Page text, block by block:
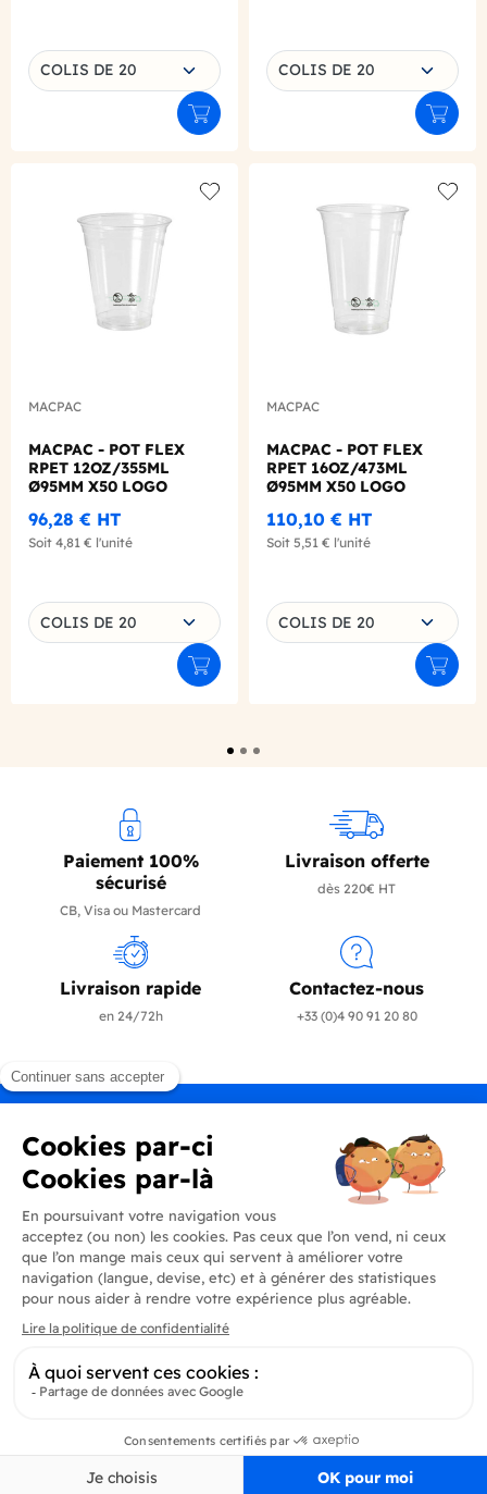
Choisissez une déclinaison
COLIS DE 20
Ajouter au panier
Choisissez une déclinaison
COLIS DE 20
Add to wishlist
MACPAC
MACPAC - POT FLEX
RPET 12OZ/355ML
Ø95MM X50 LOGO
FRANCAIS
96,28 € HT
Soit 4,81 € l'unité
Choisissez une déclinaison
COLIS DE 20
Ajouter au panier
MACPAC
MACPAC - POT FLEX
RPET 16OZ/473ML
Ø95MM X50 LOGO
FRANCAIS
110,10 € HT
Soit 5,51 € l'unité
Choisissez une déclinaison
COLIS DE 20
Paiement 100%
sécurisé
CB, Visa ou Mastercard
Livraison offerte
dès 220€ HT
Livraison rapide
en 24/72h
Contactez-nous
+33 (0)4 90 91 20 80
Produits
En savoir plus